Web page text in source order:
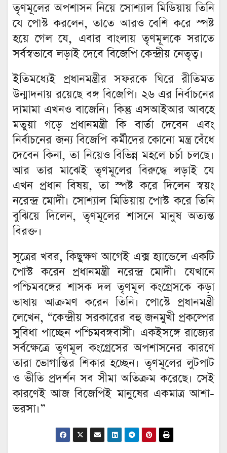
তৃণমূলের অপশাসন নিয়ে সোশ্যাল মিডিয়ায় তিনি
যে পোস্ট করলেন, তাতে আরও বেশি করে স্পষ্ট
হয়ে গেল যে, এবার বাংলায় তৃণমূলকে সরাতে
সর্বস্বভাবে লড়াই দেবে বিজেপি কেন্দ্রীয় নেতৃত্ব।
ইতিমধ্যেই প্রধানমন্ত্রীর সফরকে ঘিরে রীতিমত
উন্মাদনায় রয়েছে বঙ্গ বিজেপি। ২৬ এর নির্বাচনের
দামামা এখনও বাজেনি। কিন্তু এসআইআর আবহে
মতুয়া গড়ে প্রধানমন্ত্রী কি বার্তা দেবেন এবং
নির্বাচনের জন্য বিজেপি কর্মীদের কোনো মন্ত্র বেঁধে
দেবেন কিনা, তা নিয়েও বিভিন্ন মহলে চর্চা চলছে।
আর তার মাঝেই তৃণমূলের বিরুদ্ধে লড়াই যে
এখন প্রধান বিষয়, তা স্পষ্ট করে দিলেন স্বয়ং
নরেন্দ্র মোদী। সোশ্যাল মিডিয়ায় পোস্ট করে তিনি
বুঝিয়ে দিলেন, তৃণমূলের শাসনে মানুষ অত্যন্ত
বিরক্ত।
সূত্রের খবর, কিছুক্ষণ আগেই এক্স হ্যান্ডেলে একটি
পোস্ট করেন প্রধানমন্ত্রী নরেন্দ্র মোদী। যেখানে
পশ্চিমবঙ্গের শাসক দল তৃণমূল কংগ্রেসকে কড়া
ভাষায় আক্রমণ করেন তিনি। পোস্টে প্রধানমন্ত্রী
লেখেন, “কেন্দ্রীয় সরকারের বহু জনমুখী প্রকল্পের
সুবিধা পাচ্ছেন পশ্চিমবঙ্গবাসী। একইসঙ্গে রাজ্যের
সর্বক্ষেত্রে তৃণমূল কংগ্রেসের অপশাসনের কারণে
তারা ভোগান্তির শিকার হচ্ছেন। তৃণমূলের লুটপাট
ও ভীতি প্রদর্শন সব সীমা অতিক্রম করেছে। সেই
কারণেই আজ বিজেপিই মানুষের একমাত্র আশা-
ভরসা।”